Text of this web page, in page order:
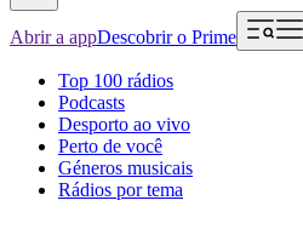
Abrir a appDescobrir o Prime
Top 100 rádios
Podcasts
Desporto ao vivo
Perto de você
Géneros musicais
Rádios por tema